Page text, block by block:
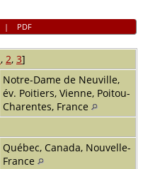
| PDF
, 2, 3]
Notre-Dame de Neuville,
év. Poitiers, Vienne, Poitou-
Charentes, France
Québec, Canada, Nouvelle-
France